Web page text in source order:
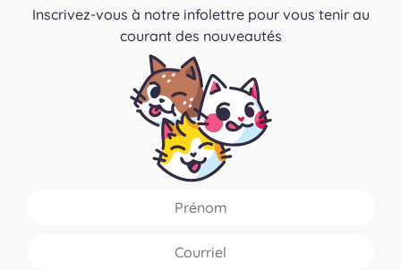
Inscrivez-vous à notre infolettre pour vous tenir au
courant des nouveautés